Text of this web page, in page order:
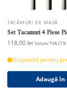
TACÂMURI DE MASĂ
Set Tacamuri 4 Piese
118,00 lei Inclusiv TVA 21%
Disponibil pentru
Adaugă în